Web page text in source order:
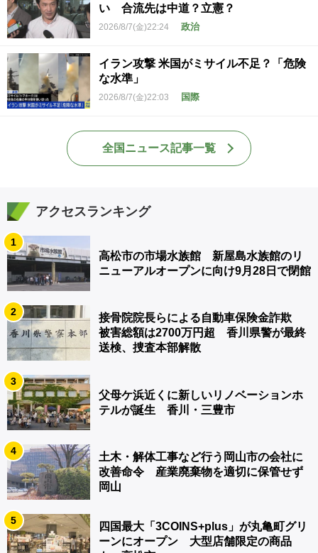
い 合流先は中道？立憲？
2026/8/7(金)22:24 政治
イラン攻撃 米国がミサイル不足？「危険
な水準」
2026/8/7(金)22:03 国際
全国ニュース記事一覧
アクセスランキング
1
高松市の市場水族館 新屋島水族館のリ
ニューアルオープンに向け9月28日で閉館
2
接骨院院長らによる自動車保険金詐欺
被害総額は2700万円超 香川県警が最終
送検、捜査本部解散
3
父母ケ浜近くに新しいリノベーションホ
テルが誕生 香川・三豊市
4
土木・解体工事など行う岡山市の会社に
改善命令 産業廃棄物を適切に保管せず
岡山
5
四国最大「3COINS+plus」が丸亀町グリ
ーンにオープン 大型店舗限定の商品